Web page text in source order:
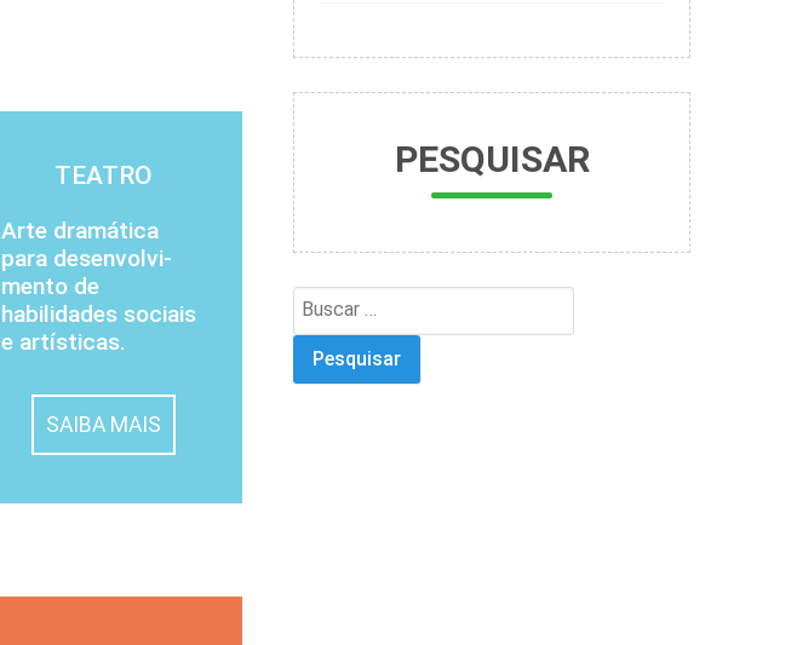
TEATRO
Arte dramática
para de­sen­vol­vi­
mento de
habilidades sociais
e artísticas.
SAIBA MAIS
PESQUISAR
Search